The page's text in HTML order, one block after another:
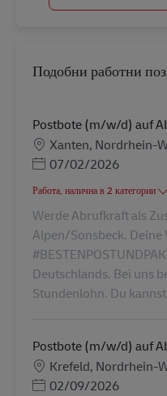
Подобни работни
Postbote (m/w/d) auf
Местоположение
Xanten, Nordrhein-
Posted Date
07/02/2026
Работа, налична в 2 категории
Werde Abrufkraft als
Alpen/Sonsbeck. Deine
Deutschlands. Bei uns
Stundenlohn. Du
Postbote (m/w/d) auf
Местоположение
Krefeld, Nordrhein-
Posted Date
02/09/2026